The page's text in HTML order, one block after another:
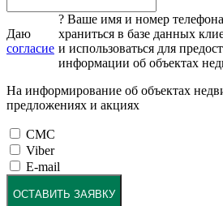
Даю
согласие
? Ваше имя и номер телефона
храниться в базе данных
и использоваться для
информации об объектах
На информирование об объектах
предложениях и акциях
СМС
Viber
E-mail
ОСТАВИТЬ ЗАЯВКУ